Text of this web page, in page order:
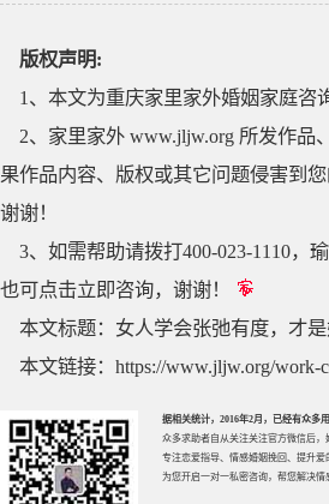
版权声明:
1、本文为重庆家里家外婚姻家庭
2、家里家外 www.jljw.org 所发作
果作品内容、版权或其它问题侵害到
谢谢！
3、如需帮助请拨打400-023-1110
也可点击立即咨询，谢谢！
本文标题： 女人学会张弛有度，才
本文链接： https://www.jljw.org/work-
据相关统计，2016年2月，已经有众多
众多求助者自从关注关注官方微信后，
专注恋爱指导、 情感婚姻挽回 、提升爱
为您开启一对一私密咨询，帮您解决情